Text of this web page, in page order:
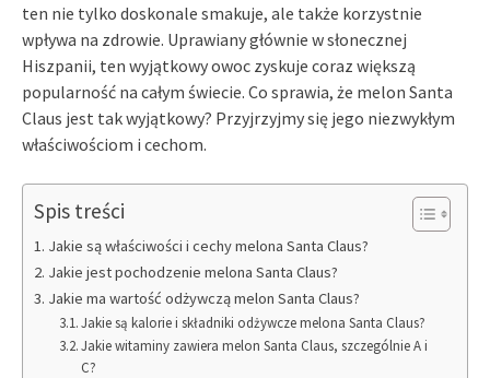
ten nie tylko doskonale smakuje, ale także korzystnie
wpływa na zdrowie. Uprawiany głównie w słonecznej
Hiszpanii, ten wyjątkowy owoc zyskuje coraz większą
popularność na całym świecie. Co sprawia, że melon Santa
Claus jest tak wyjątkowy? Przyjrzyjmy się jego niezwykłym
właściwościom i cechom.
Spis treści
Jakie są właściwości i cechy melona Santa Claus?
Jakie jest pochodzenie melona Santa Claus?
Jakie ma wartość odżywczą melon Santa Claus?
Jakie są kalorie i składniki odżywcze melona Santa Claus?
Jakie witaminy zawiera melon Santa Claus, szczególnie A i
C?